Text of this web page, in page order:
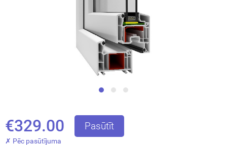
€329.00 Pasūtīt
✗ Pēc pasūtījuma
durvis (durvis-grāmatiņa)